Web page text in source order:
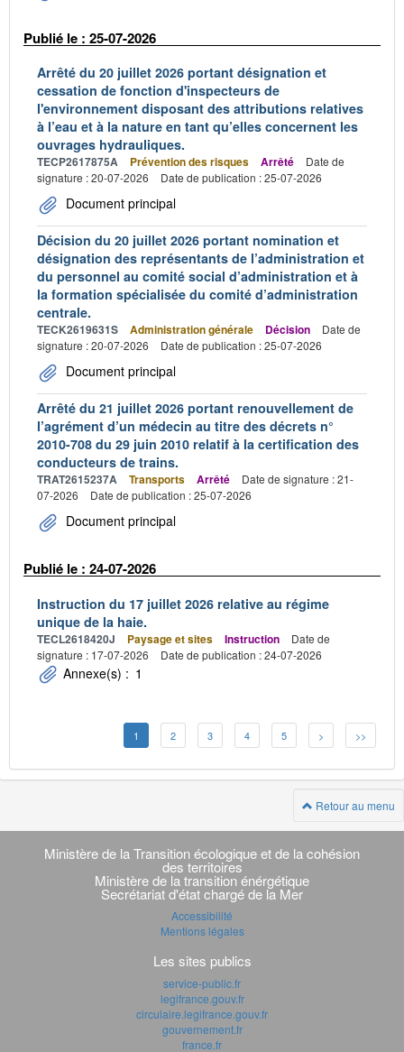
Publié le : 25-07-2026
Arrêté du 20 juillet 2026 portant désignation et
cessation de fonction d'inspecteurs de
l'environnement disposant des attributions relatives
à l’eau et à la nature en tant qu’elles concernent les
ouvrages hydrauliques.
TECP2617875A Prévention des risques Arrêté
Date de
signature : 20-07-2026
Date de publication : 25-07-2026
Document principal
Décision du 20 juillet 2026 portant nomination et
désignation des représentants de l’administration et
du personnel au comité social d’administration et à
la formation spécialisée du comité d’administration
centrale.
TECK2619631S Administration générale Décision
Date de
signature : 20-07-2026
Date de publication : 25-07-2026
Document principal
Arrêté du 21 juillet 2026 portant renouvellement de
l’agrément d’un médecin au titre des décrets n°
2010-708 du 29 juin 2010 relatif à la certification des
conducteurs de trains.
TRAT2615237A Transports Arrêté
Date de signature : 21-
07-2026
Date de publication : 25-07-2026
Document principal
Publié le : 24-07-2026
Instruction du 17 juillet 2026 relative au régime
unique de la haie.
TECL2618420J Paysage et sites Instruction
Date de
signature : 17-07-2026
Date de publication : 24-07-2026
Annexe(s) : 1
1 2 3 4 5 > >>
Retour au menu
Navigation
transverse
Ministère de la Transition écologique et de la cohésion
des territoires
Ministère de la transition énérgétique
Secrétariat d'état chargé de la Mer
Accessibilité
Mentions légales
Les sites publics
service-public.fr
legifrance.gouv.fr
circulaire.legifrance.gouv.fr
gouvernement.fr
france.fr